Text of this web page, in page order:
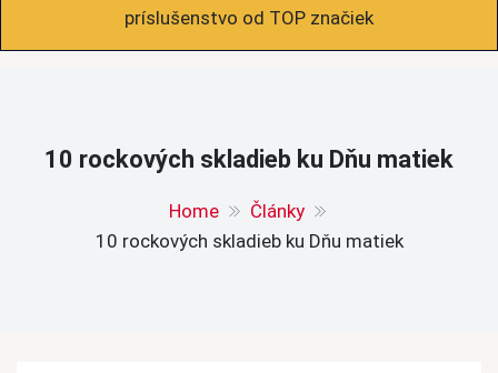
príslušenstvo od TOP značiek
10 rockových skladieb ku Dňu matiek
Home
Články
10 rockových skladieb ku Dňu matiek